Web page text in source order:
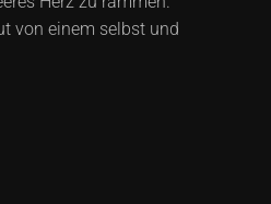
von einem selbst und